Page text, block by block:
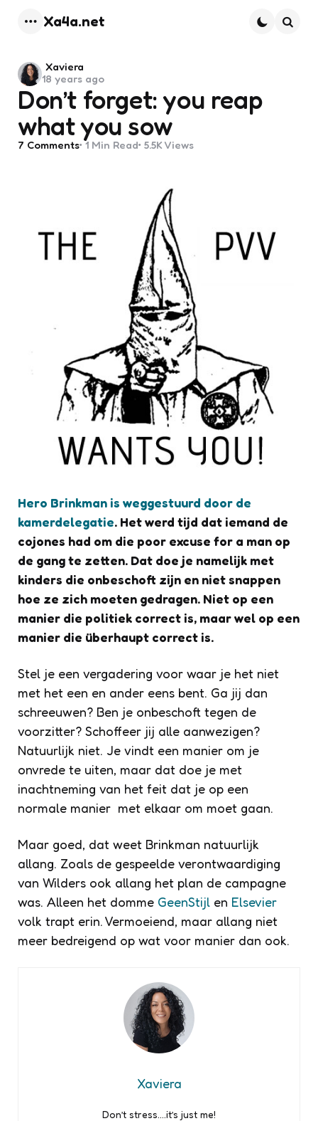
Xa4a.net
Don’t forget: you reap
what you sow
Posted
by
Xaviera
18 years ago
7 Comments 1 Min Read 5.5K Views
Hero Brinkman is weggestuurd door de
kamerdelegatie. Het werd tijd dat iemand de
cojones had om die poor excuse for a man op
de gang te zetten. Dat doe je namelijk met
kinders die onbeschoft zijn en niet snappen
hoe ze zich moeten gedragen. Niet op een
manier die politiek correct is, maar wel op een
manier die überhaupt correct is.
Stel je een vergadering voor waar je het niet
met het een en ander eens bent. Ga jij dan
schreeuwen? Ben je onbeschoft tegen de
voorzitter? Schoffeer jij alle aanwezigen?
Natuurlijk niet. Je vindt een manier om je
onvrede te uiten, maar dat doe je met
inachtneming van het feit dat je op een
normale manier met elkaar om moet gaan.
Maar goed, dat weet Brinkman natuurlijk
allang. Zoals de gespeelde verontwaardiging
van Wilders ook allang het plan de campagne
was. Alleen het domme GeenStijl en Elsevier
volk trapt erin. Vermoeiend, maar allang niet
meer bedreigend op wat voor manier dan ook.
Xaviera
Don’t stress….it’s just me!